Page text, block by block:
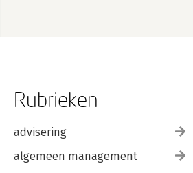
Rubrieken
advisering
algemeen management